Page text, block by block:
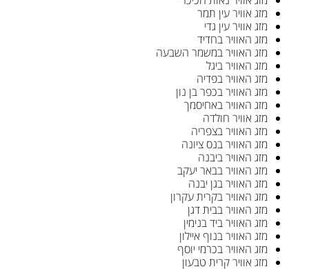
מזג אוויר עין תמר
מזג אוויר עין גדי
מזג האוויר בחדיד
מזג האוויר במשמר השבעה
מזג האוויר ביגל
מזג האוויר בפדיה
מזג האוויר בכפר בן נון
מזג האוויר באחיסמך
מזג אוויר חולדה
מזג האוויר בצפריה
מזג האוויר בנס ציונה
מזג האוויר ביבנה
מזג האוויר בבאר יעקב
מזג האוויר בגן יבנה
מזג האוויר בקרית עקרון
מזג האוויר בבית דגן
מזג האוויר ביד בנימין
מזג האוויר בנוף איילון
מזג האוויר בכרמי יוסף
מזג אוויר קרית טבעון